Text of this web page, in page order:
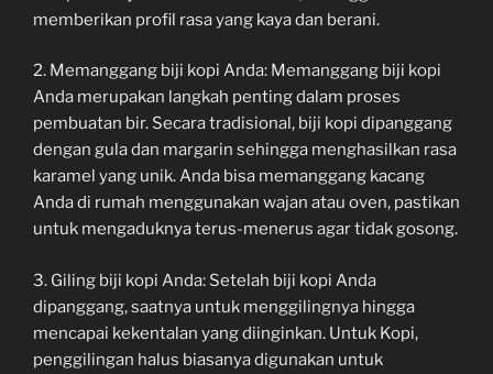
memberikan profil rasa yang kaya dan berani.
2. Memanggang biji kopi Anda: Memanggang biji kopi
Anda merupakan langkah penting dalam proses
pembuatan bir. Secara tradisional, biji kopi dipanggang
dengan gula dan margarin sehingga menghasilkan rasa
karamel yang unik. Anda bisa memanggang kacang
Anda di rumah menggunakan wajan atau oven, pastikan
untuk mengaduknya terus-menerus agar tidak gosong.
3. Giling biji kopi Anda: Setelah biji kopi Anda
dipanggang, saatnya untuk menggilingnya hingga
mencapai kekentalan yang diinginkan. Untuk Kopi,
penggilingan halus biasanya digunakan untuk